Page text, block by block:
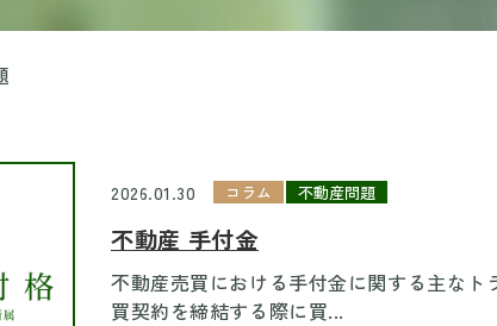
2026.01.30 コラム 不動産問題
不動産 手付金
不動産売買における手付金に関する主な
買契約を締結する際に買...